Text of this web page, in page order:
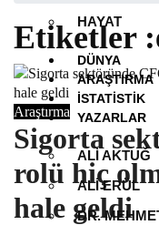
HAYAT
DÜNYA
ARAŞTIRMA
İSTATISTIK
YAZARLAR
ALI AKTUĞ
ALI ERÜL
DR.
Etiketler
Araştırma
Sigorta
rolü hiç
hale geldi